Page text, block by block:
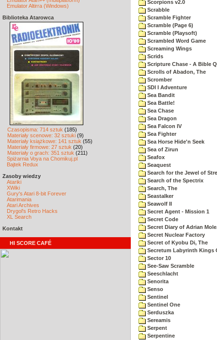
Emulator Altirra (Windows)
Biblioteka Atarowca
Czasopisma: 714 sztuk (185)
Materiały scenowe: 32 sztuki (9)
Materiały książkowe: 141 sztuk (55)
Materiały firmowe: 27 sztuk (20)
Materiały o grach: 351 sztuk (211)
Spiżarnia Voya na Chomikuj.pl
Bajtek Redux
Zasoby wiedzy
Atariki
XWiki
Gury's Atari 8-bit Forever
Atarimania
Atari Archives
Drygol's Retro Hacks
XL Search
Kontakt
HI SCORE CAFÉ
Scorpions v2.0
Scrabble
Scramble Fighter
Scramble (Page 6)
Scramble (Playsoft)
Scrambled Word Game
Screaming Wings
Scrids
Scripture Chase - A Bible
Scrolls of Abadon, The
Scromber
SDI I Adventure
Sea Bandit
Sea Battle!
Sea Chase
Sea Dragon
Sea Falcon IV
Sea Fighter
Sea Horse Hide'n Seek
Sea of Zirun
Seafox
Seaquest
Search for the Jewel of
Search of the Spectrix
Search, The
Seastalker
Seawolf II
Secret Agent - Mission 1
Secret Code
Secret Diary of Adrian
Secret Nuclear Factory
Secret of Kyobu Di, The
Secretum Labyrinth Kings
Sector 10
See-Saw Scramble
Seeschlacht
Senorita
Senso
Sentinel
Sentinel One
Serduszka
Sereamis
Serpent
Serpentine